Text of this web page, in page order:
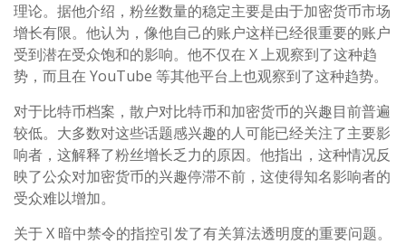
理论。据他介绍，粉丝数量的稳定主要是由于加密货币市场
增长有限。他认为，像他自己的账户这样已经很重要的账户
受到潜在受众饱和的影响。他不仅在 X 上观察到了这种趋
势，而且在 YouTube 等其他平台上也观察到了这种趋势。
对于比特币档案，散户对比特币和加密货币的兴趣目前普遍
较低。大多数对这些话题感兴趣的人可能已经关注了主要影
响者，这解释了粉丝增长乏力的原因。他指出，这种情况反
映了公众对加密货币的兴趣停滞不前，这使得知名影响者的
受众难以增加。
关于 X 暗中禁令的指控引发了有关算法透明度的重要问题。